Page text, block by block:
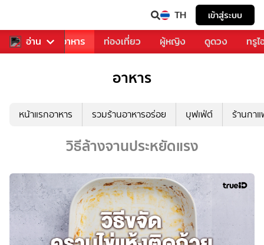
TH เข้าสู่ระบบ
อ่าน
การเพลง อาหาร ท่องเที่ยว ผู้หญิง ดูดวง ทรู
อาหาร
หน้าแรกอาหาร รวมร้านอาหารอร่อย บุฟเฟ่ต์ ร้านกา
วิธีล้างจานประหยัดแรง